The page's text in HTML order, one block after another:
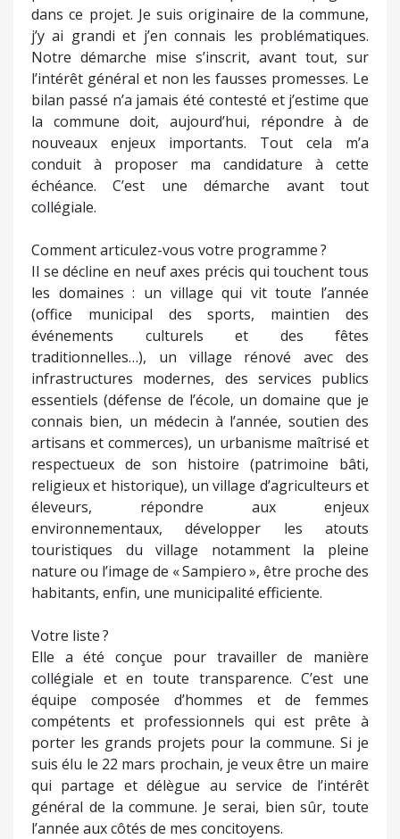
dans ce projet. Je suis originaire de la commune,
j’y ai grandi et j’en connais les problématiques.
Notre démarche mise s’inscrit, avant tout, sur
l’intérêt général et non les fausses promesses. Le
bilan passé n’a jamais été contesté et j’estime que
la commune doit, aujourd’hui, répondre à de
nouveaux enjeux importants. Tout cela m’a
conduit à proposer ma candidature à cette
échéance. C’est une démarche avant tout
collégiale.
Comment articulez-vous votre programme ?
Il se décline en neuf axes précis qui touchent tous
les domaines : un village qui vit toute l’année
(office municipal des sports, maintien des
événements culturels et des fêtes
traditionnelles…), un village rénové avec des
infrastructures modernes, des services publics
essentiels (défense de l’école, un domaine que je
connais bien, un médecin à l’année, soutien des
artisans et commerces), un urbanisme maîtrisé et
respectueux de son histoire (patrimoine bâti,
religieux et historique), un village d’agriculteurs et
éleveurs, répondre aux enjeux
environnementaux, développer les atouts
touristiques du village notamment la pleine
nature ou l’image de « Sampiero », être proche des
habitants, enfin, une municipalité efficiente.
Votre liste ?
Elle a été conçue pour travailler de manière
collégiale et en toute transparence. C’est une
équipe composée d’hommes et de femmes
compétents et professionnels qui est prête à
porter les grands projets pour la commune. Si je
suis élu le 22 mars prochain, je veux être un maire
qui partage et délègue au service de l’intérêt
général de la commune. Je serai, bien sûr, toute
l’année aux côtés de mes concitoyens.